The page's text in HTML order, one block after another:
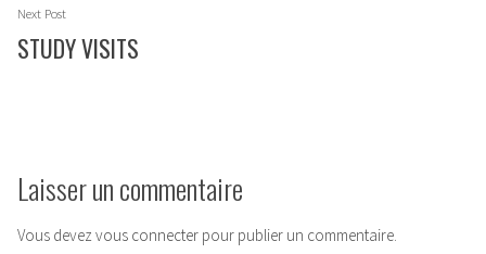
Next PostNext
post:
STUDY VISITS
Laisser un commentaire
Vous devez vous connecter pour publier un commentaire.